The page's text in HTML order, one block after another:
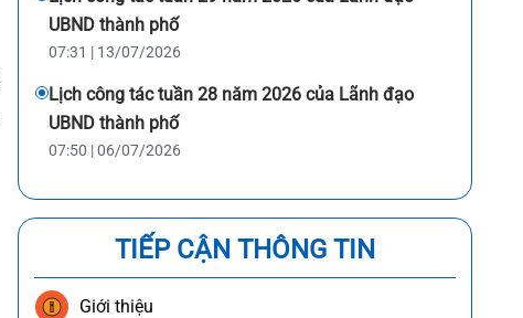
UBND thành phố
07:31 | 13/07/2026
Lịch công tác tuần 28 năm 2026 của Lãnh đạo
UBND thành phố
07:50 | 06/07/2026
TIẾP CẬN THÔNG TIN
Giới thiệu